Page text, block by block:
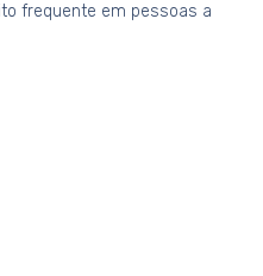
frequente em pessoas a